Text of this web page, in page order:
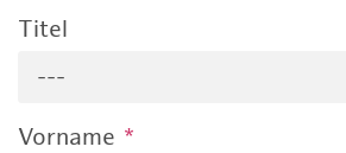
Titel
---
Vorname *